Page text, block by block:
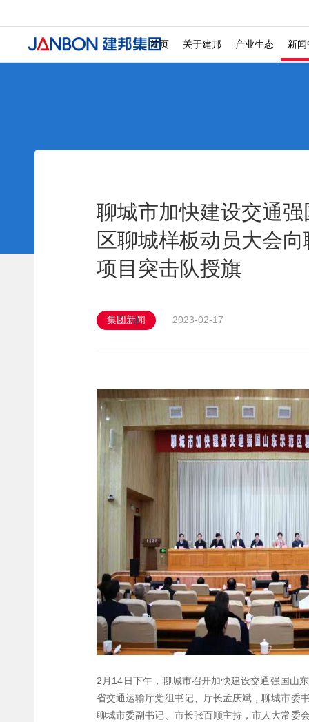
首页 关于建邦 产业生态 新
文化商业 ——— 城
聊城市加快建设交通
区聊城样板动员大会
项目突击队授旗
集团新闻 2023-02-17
2月14日下午，聊城市召开加快建设交通强国山
省交通运输厅党组书记、厅长孟庆斌，聊城市委
聊城市委副书记、市长张百顺主持，市人大常委